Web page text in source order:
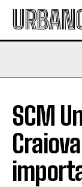
SCM